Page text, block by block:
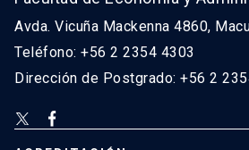
Avda. Vicuña Mackenna 4860,
Teléfono: +56 2 2354 4303
Dirección de Postgrado: +56 2